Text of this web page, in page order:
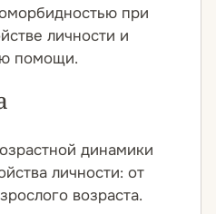
при
личности и
помощи.
динамики
личности: от
возраста.